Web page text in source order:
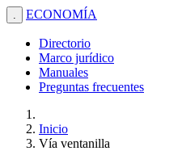
. ECONOMÍA
Directorio
Marco jurídico
Manuales
Preguntas frecuentes
Inicio
Vía ventanilla